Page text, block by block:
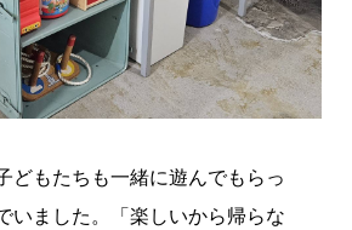
どもたちも一緒に遊んでもらっ
いました。「楽しいから帰らな